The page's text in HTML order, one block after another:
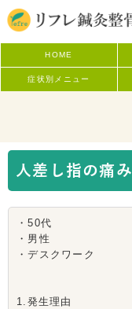
HOME
症状別メニュー
人差し指の痛み
・50代
・男性
・デスクワーク
1.発生理由